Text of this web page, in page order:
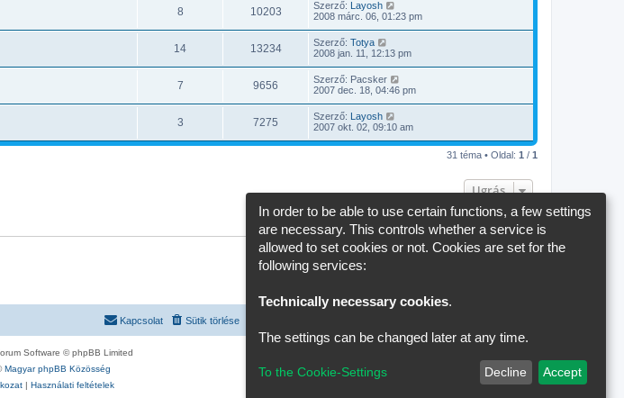
8 10203 Szerző: Layosh
2008 márc. 06, 01:23 pm
14 13234 Szerző: Totya
2008 jan. 11, 12:13 pm
7 9656 Szerző: Pacsker
2007 dec. 18, 04:46 pm
3 7275 Szerző: Layosh
2007 okt. 02, 09:10 am
31 téma • Oldal: 1 / 1
Ugrás
Sütik törlése
Kapcsolat
Software © phpBB Limited
Magyar phpBB Közösség
| Használati feltételek
In order to be able to use certain functions, a few settings
are necessary. This controls whether a service is
allowed to set cookies or not. Cookies are set for the
following services:
Technically necessary cookies.
The settings can be changed later at any time.
To the Cookie-Settings Decline Accept